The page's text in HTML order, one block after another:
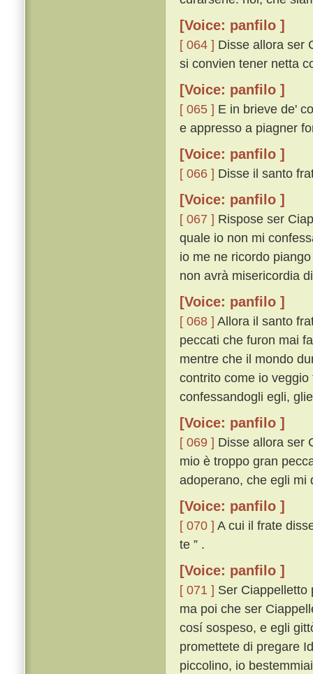
[Voice: panfilo ]
[ 064 ] Disse allora ser
si convien tener netta
[Voice: panfilo ]
[ 065 ] E in brieve de'
e appresso a piagner
[Voice: panfilo ]
[ 066 ] Disse il santo
[Voice: panfilo ]
[ 067 ] Rispose ser
quale io non mi
io me ne ricordo
non avrà misericordia
[Voice: panfilo ]
[ 068 ] Allora il santo
peccati che furon mai
mentre che il mondo
contrito come io
confessandogli egli,
[Voice: panfilo ]
[ 069 ] Disse allora ser
mio è troppo gran
adoperano, che egli mi
[Voice: panfilo ]
[ 070 ] A cui il frate
te ” .
[Voice: panfilo ]
[ 071 ] Ser Ciappelletto
ma poi che ser
cosí sospeso, e egli
promettete di pregare
piccolino, io